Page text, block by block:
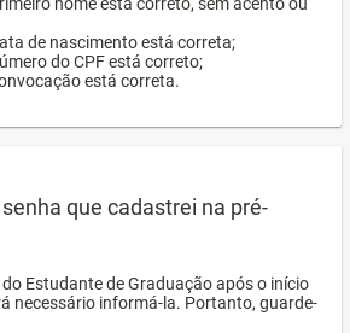
de nascimento está correta;
do CPF está correto;
está correta.
que cadastrei na pré-
Estudante de Graduação após o início
necessário informá-la. Portanto, guarde-